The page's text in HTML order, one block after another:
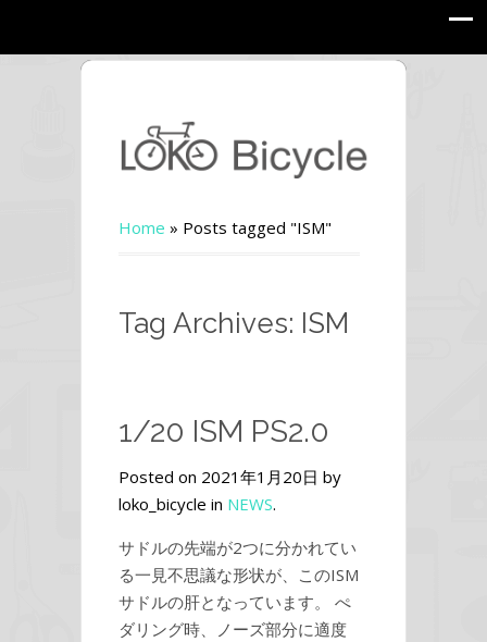
Home » Posts tagged "ISM"
Tag Archives: ISM
1/20 ISM PS2.0
Posted on 2021年1月20日 by
loko_bicycle in NEWS.
サドルの先端が2つに分かれてい
る一見不思議な形状が、このISM
サドルの肝となっています。 ぺ
ダリング時、ノーズ部分に適度